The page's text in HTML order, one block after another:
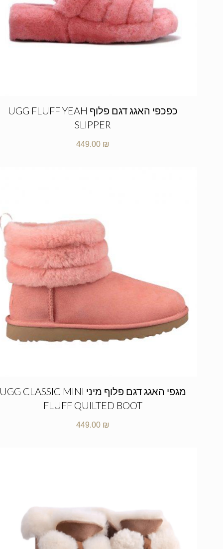
כפכפי האגג דגם פלוף UGG FLUFF YEAH
SLIPPER
449.00 ₪
מגפי האגג דגם פלוף מיני UGG CLASSIC MINI
FLUFF QUILTED BOOT
449.00 ₪